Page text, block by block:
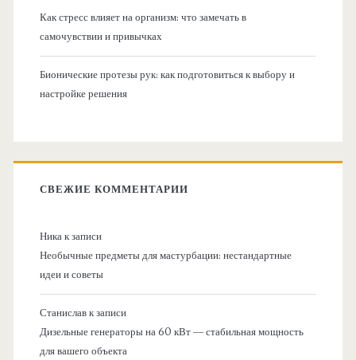
Как стресс влияет на организм: что замечать в
самочувствии и привычках
Бионические протезы рук: как подготовиться к выбору и
настройке решения
СВЕЖИЕ КОММЕНТАРИИ
Никак записи
Необычные предметы для мастурбации: нестандартные
идеи и советы
Станиславк записи
Дизельные генераторы на 60 кВт — стабильная мощность
для вашего объекта